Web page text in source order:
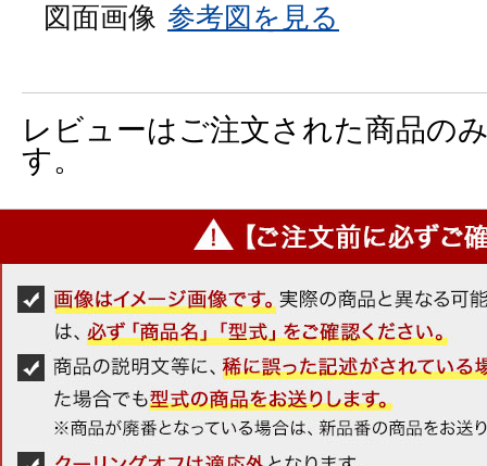
図面画像 参考図を見る
レビューはご注文された商品の
す。